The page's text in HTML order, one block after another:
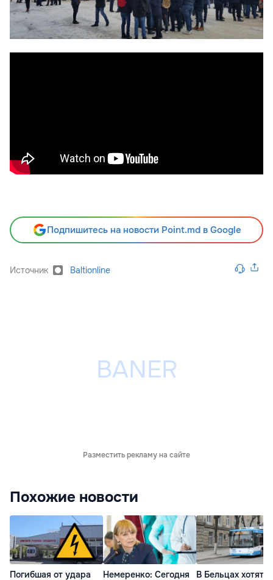
Подпишитесь на новости Point.md в Google
Источник Baltionline
Разместить рекламу на сайте
Похожие новости
Погибшая от удара
Немеренко: Сегодня
В Бельцах хотят